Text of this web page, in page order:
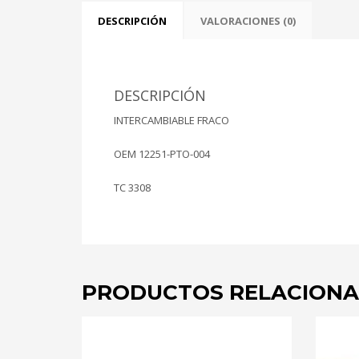
DESCRIPCIÓN VALORACIONES (0)
DESCRIPCIÓN
INTERCAMBIABLE FRACO
OEM 12251-PTO-004
TC 3308
PRODUCTOS